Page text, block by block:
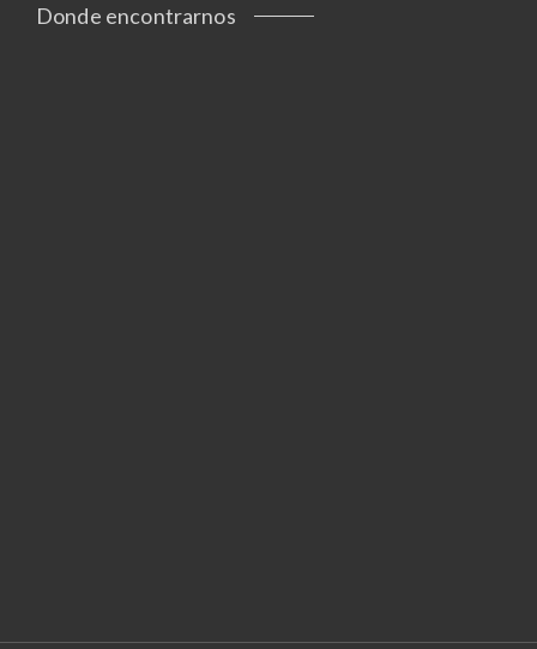
Donde encontrarnos